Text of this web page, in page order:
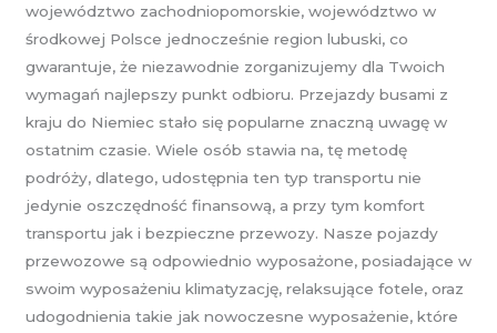
województwo zachodniopomorskie, województwo w
środkowej Polsce jednocześnie region lubuski, co
gwarantuje, że niezawodnie zorganizujemy dla Twoich
wymagań najlepszy punkt odbioru. Przejazdy busami z
kraju do Niemiec stało się popularne znaczną uwagę w
ostatnim czasie. Wiele osób stawia na, tę metodę
podróży, dlatego, udostępnia ten typ transportu nie
jedynie oszczędność finansową, a przy tym komfort
transportu jak i bezpieczne przewozy. Nasze pojazdy
przewozowe są odpowiednio wyposażone, posiadające w
swoim wyposażeniu klimatyzację, relaksujące fotele, oraz
udogodnienia takie jak nowoczesne wyposażenie, które